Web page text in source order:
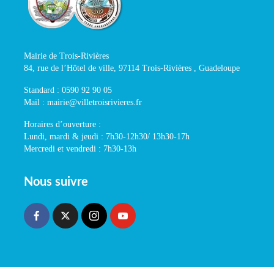
Mairie de Trois-Rivières
84, rue de l’Hôtel de ville, 97114 Trois-Rivières , Guadeloupe
Standard : 0590 92 90 05
Mail : mairie@villetroisrivieres.fr
Horaires d’ouverture :
Lundi, mardi & jeudi : 7h30-12h30/ 13h30-17h
Mercredi et vendredi : 7h30-13h
Nous suivre